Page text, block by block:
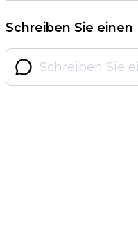
Schreiben Sie